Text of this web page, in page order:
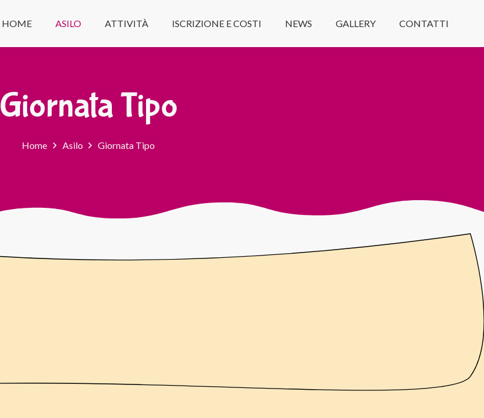
HOME ASILO ATTIVITÀ ISCRIZIONE E COSTI NEWS GALLERY CONTATTI
Giornata Tipo
Home Asilo Giornata Tipo